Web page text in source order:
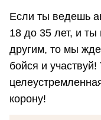
Если ты ведешь
18 до 35 лет, и ты
другим, то мы
бойся и
корону!